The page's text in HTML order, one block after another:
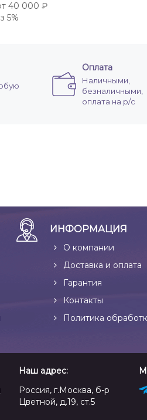
40 000 ₽
5%
Оплата
Наличными,
безналичными,
оплата на р/с
ИНФОРМАЦИЯ
О компании
Доставка и оплата
Гарантия
Контакты
Политика
Наш адрес:
Россия, г.Москва, б-р
Цветной, д.19, ст.5